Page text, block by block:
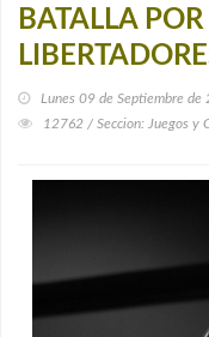
BATALLA
Lunes 09 de Septiembre de
12762 / Seccion: Juegos y